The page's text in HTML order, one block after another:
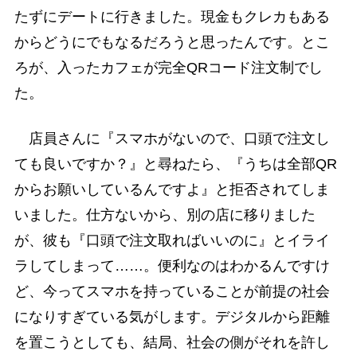
たずにデートに行きました。現金もクレカもある
からどうにでもなるだろうと思ったんです。とこ
ろが、入ったカフェが完全QRコード注文制でし
た。
店員さんに『スマホがないので、口頭で注文し
ても良いですか？』と尋ねたら、『うちは全部QR
からお願いしているんですよ』と拒否されてしま
いました。仕方ないから、別の店に移りました
が、彼も『口頭で注文取ればいいのに』とイライ
ラしてしまって……。便利なのはわかるんですけ
ど、今ってスマホを持っていることが前提の社会
になりすぎている気がします。デジタルから距離
を置こうとしても、結局、社会の側がそれを許し